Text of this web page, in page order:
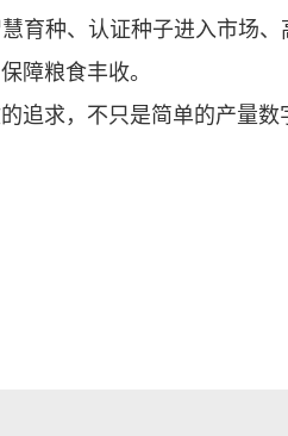
育种、认证种子进入市场、
障粮食丰收。
追求，不只是简单的产量数